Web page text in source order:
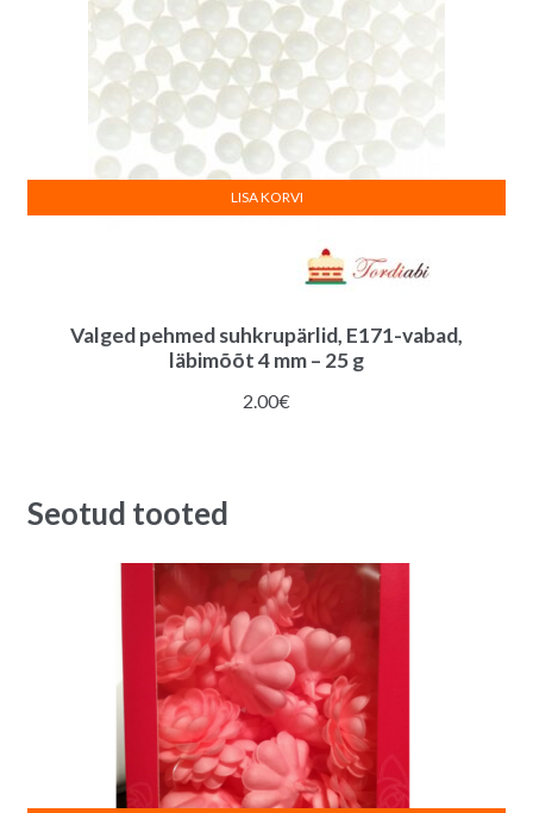
Valged pehmed suhkrupärlid, E171-vabad,
läbimõõt 4 mm – 25 g
2.00€
LISA KORVI
Seotud tooted